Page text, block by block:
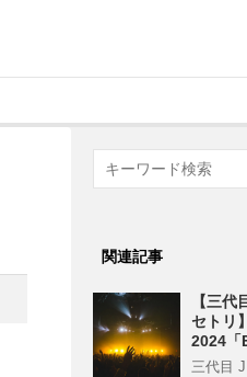
関連記事
【三
セトリ
2024「
三代目